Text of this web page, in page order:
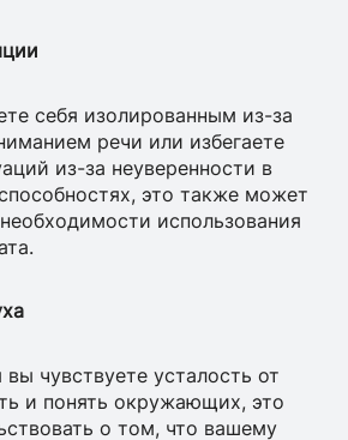
себя изолированным из-за
речи или избегаете
из-за неуверенности в
это также может
использования
чувствуете усталость от
и понять окружающих, это
о том, что вашему